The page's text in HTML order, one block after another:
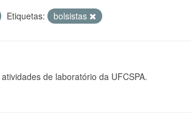
Etiquetas: bolsistas
de laboratório da UFCSPA.